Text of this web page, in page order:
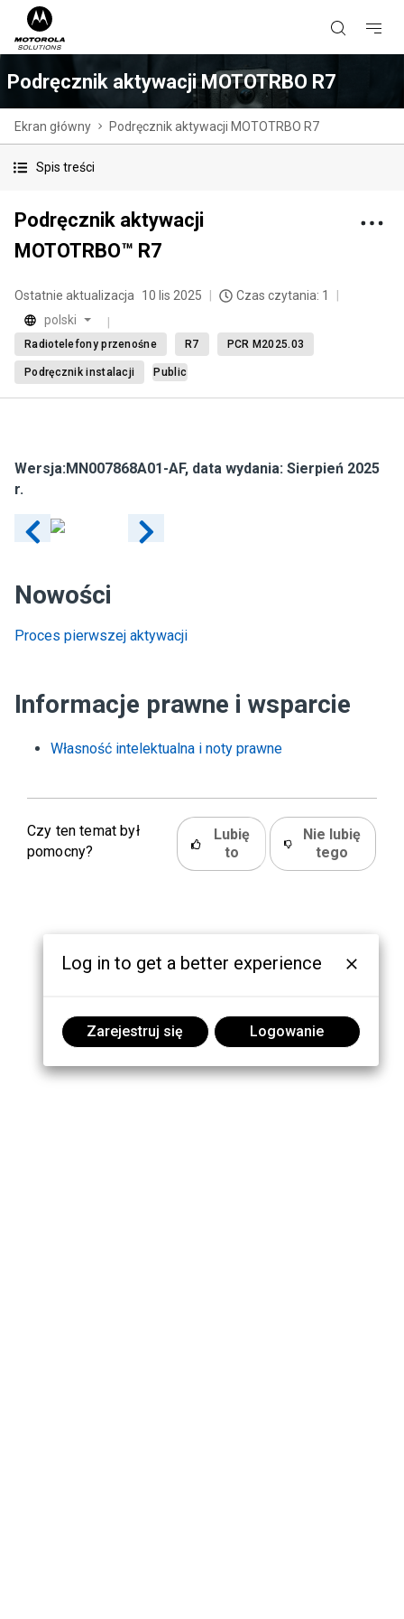
Podręcznik aktywacji MOTOTRBO R7
Ekran główny Podręcznik aktywacji MOTOTRBO R7
Spis treści
Podręcznik aktywacji
MOTOTRBO™ R7
Ostatnie aktualizacja 10 lis 2025
Czas czytania: 1
polski
Radiotelefony przenośne R7 PCR M2025.03
Podręcznik instalacji Public
Wersja:MN007868A01-AF, data wydania: Sierpień 2025
r.
Nowości
Proces pierwszej aktywacji
Informacje prawne i wsparcie
Własność intelektualna i noty prawne
Czy ten temat był
pomocny?
Lubię
to
Nie lubię
tego
Log in to get a better experience
Zarejestruj się Logowanie